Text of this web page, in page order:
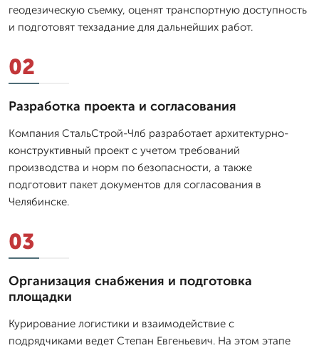
геодезическую съемку, оценят транспортную доступность
и подготовят техзадание для дальнейших работ.
02
Разработка проекта и согласования
Компания СтальСтрой-Члб разработает архитектурно-
конструктивный проект с учетом требований
производства и норм по безопасности, а также
подготовит пакет документов для согласования в
Челябинске.
03
Организация снабжения и подготовка
площадки
Курирование логистики и взаимодействие с
подрядчиками ведет Степан Евгеньевич. На этом этапе